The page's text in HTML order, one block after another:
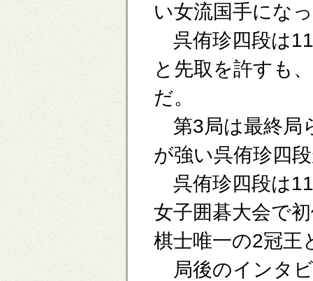
い女流国手にな
呉侑珍四段は
と先取を許すも
だ。
第3局は最終局
が強い呉侑珍四
呉侑珍四段は
女子囲碁大会で
棋士唯一の2冠王
局後のインタ